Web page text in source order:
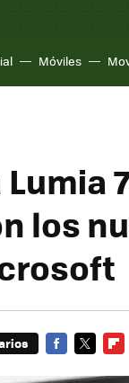
Móviles
los